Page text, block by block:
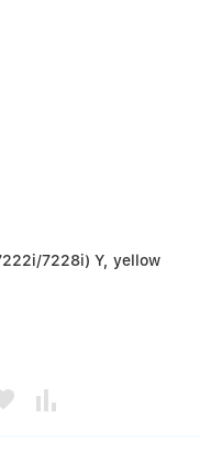
7228i) Y, yellow